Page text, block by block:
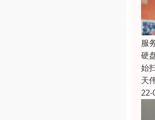
服
硬
始
天
22-